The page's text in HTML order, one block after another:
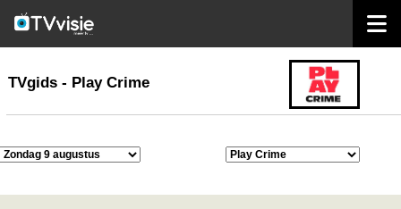
TVgids
TVgids - Play Crime